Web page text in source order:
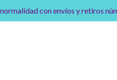
con envíos y retiros